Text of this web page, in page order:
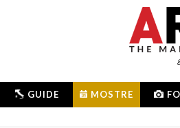
GUIDE MOSTRE